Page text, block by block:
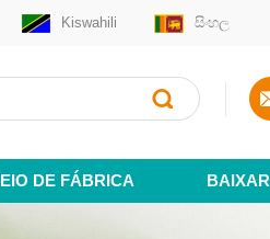
Kiswahili සිංහල
DE FÁBRICA BAIXAR